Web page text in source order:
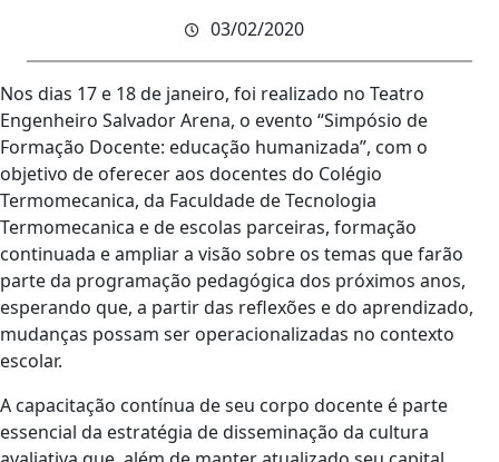
03/02/2020
Nos dias 17 e 18 de janeiro, foi realizado no Teatro
Engenheiro Salvador Arena, o evento “Simpósio de
Formação Docente: educação humanizada”, com o
objetivo de oferecer aos docentes do Colégio
Termomecanica, da Faculdade de Tecnologia
Termomecanica e de escolas parceiras, formação
continuada e ampliar a visão sobre os temas que farão
parte da programação pedagógica dos próximos anos,
esperando que, a partir das reflexões e do aprendizado,
mudanças possam ser operacionalizadas no contexto
escolar.
A capacitação contínua de seu corpo docente é parte
essencial da estratégia de disseminação da cultura